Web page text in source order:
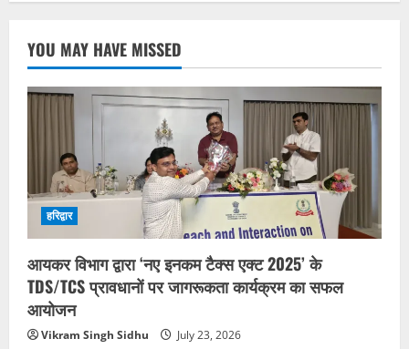
YOU MAY HAVE MISSED
हरिद्वार
आयकर विभाग द्वारा ‘नए इनकम टैक्स एक्ट 2025’ के
TDS/TCS प्रावधानों पर जागरूकता कार्यक्रम का सफल
आयोजन
Vikram Singh Sidhu July 23, 2026